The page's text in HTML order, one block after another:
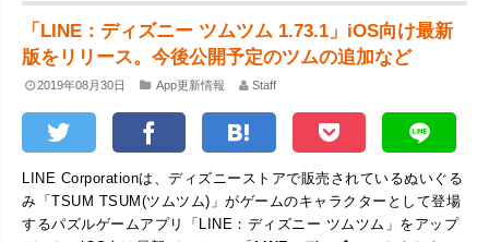
「LINE：ディズニー ツムツム 1.73.1」iOS向け最新
版をリリース。今後公開予定のツムの追加など
2019年08月30日 App更新情報 Staff
LINE Corporationは、ディズニーストアで販売されているぬいぐる
み「TSUM TSUM(ツムツム)」がゲームのキャラクターとして登場
するパズルゲームアプリ「LINE：ディズニー ツムツム」をアップ